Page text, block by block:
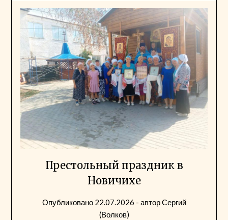
Престольный праздник в
Новичихе
Опубликовано 22.07.2026 - авторСергий
(Волков)